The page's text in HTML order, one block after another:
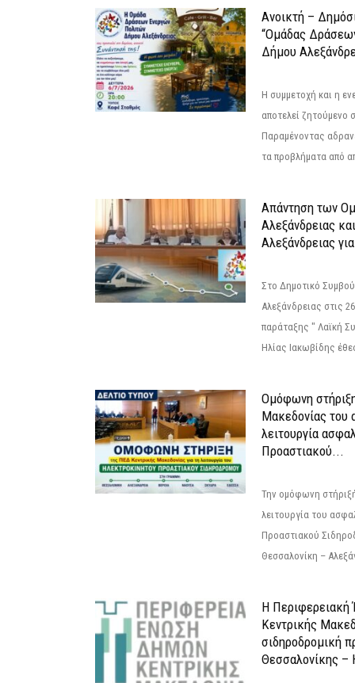
Ανοικτή –
“Ομάδας
Δήμου
Η συμμετοχή και η
αποτελεί ζητούμενο
Παραμένοντας
τα προβλήματα από
Απάντηση των
Αλεξάνδρειας
Αλεξάνδρειας
Στο Δημοτικό
Αλεξάνδρειας στις
παράταξης " Λαϊκή
Ηλίας Ιακωβίδης
Ομόφωνη
Μακεδονίας του
λειτουργία
Προαστιακού...
Την ομόφωνη
λειτουργία του
Προαστιακού
Θεσσαλονίκη –
Η
Κεντρικής
σιδηροδρομική
Θεσσαλονίκης –